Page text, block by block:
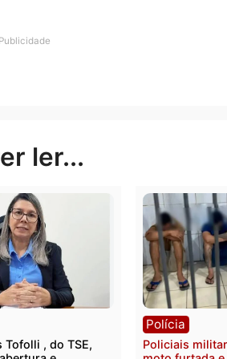
que a ama e sempre amará”,
dos boatos relacionados ao
Publicidade
ler...